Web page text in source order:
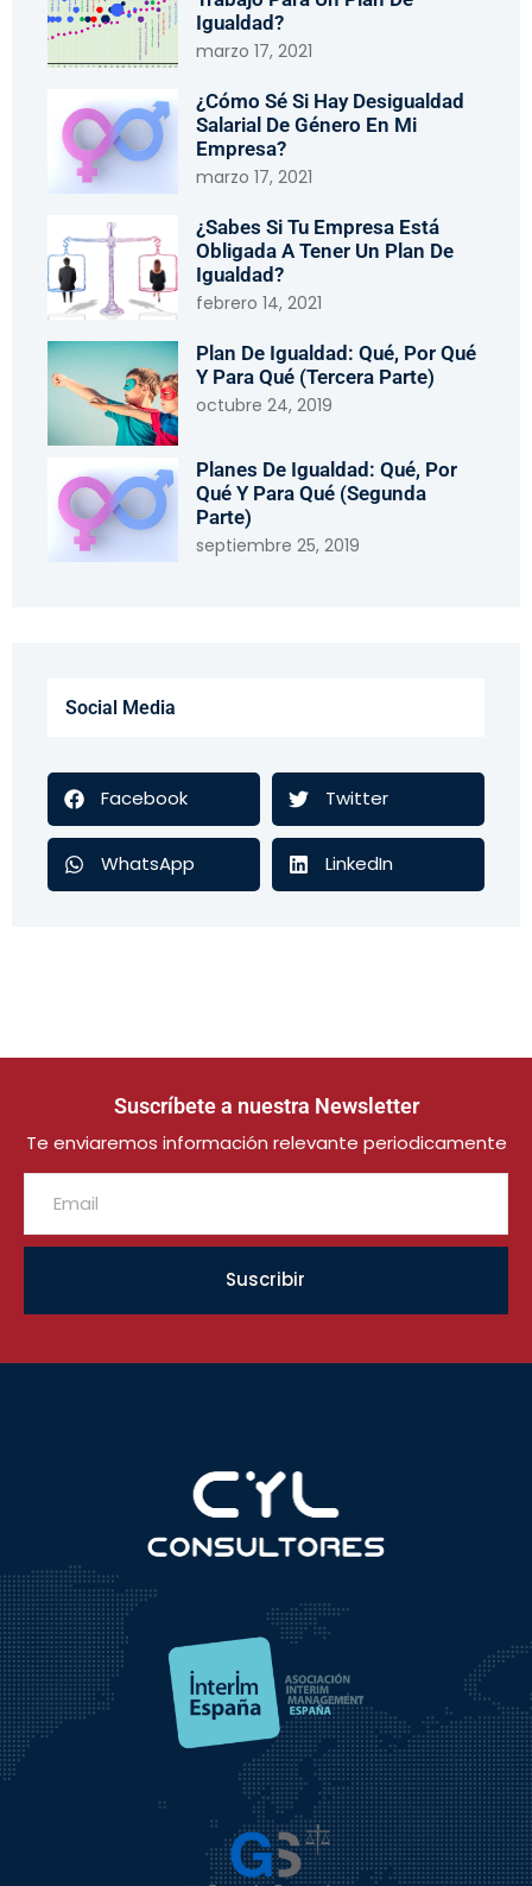
Igualdad?
marzo 17, 2021
¿Cómo Sé Si Hay Desigualdad
Salarial De Género En Mi
Empresa?
marzo 17, 2021
¿Sabes Si Tu Empresa Está
Obligada A Tener Un Plan De
Igualdad?
febrero 14, 2021
Plan De Igualdad: Qué, Por Qué
Y Para Qué (tercera Parte)
octubre 24, 2019
Planes De Igualdad: Qué, Por
Qué Y Para Qué (segunda
Parte)
septiembre 25, 2019
Social Media
Facebook Twitter
WhatsApp LinkedIn
Suscríbete a nuestra Newsletter
Te enviaremos información relevante periodicamente
Suscribir